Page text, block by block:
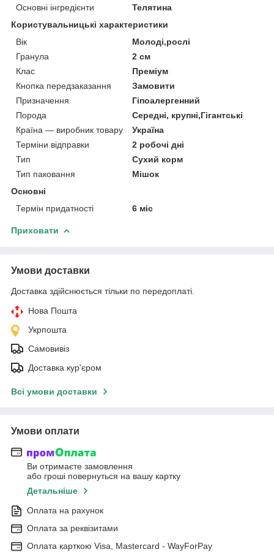
Основні інгредієнти
Телятина
Користувальницькі характеристики
Вік
Молоді,рослі
Гранула
2 см
Клас
Преміум
Кнопка передзаказання
Замовити
Призначення
Гіпоалергенний
Порода
Середні, крупні,Гігантські
Країна — виробник товару
Україна
Терміни відправки
2 робочі дні
Тип
Сухий корм
Тип паковання
Мішок
Основні
Термін придатності
6 міс
Приховати
Умови доставки
Доставка здійснюється тільки по передоплаті.
Нова Пошта
Укрпошта
Самовивіз
Доставка кур'єром
Всі умови доставки
Умови оплати
Ви отримаєте замовлення
або гроші повернуться на вашу картку
Детальніше
Оплата на рахунок
Оплата за реквізитами
Оплата карткою Visa, Mastercard - WayForPay